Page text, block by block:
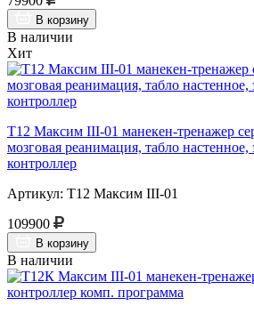
В корзину
В наличии
Хит
Т12 Максим III-01 манекен-тренажер
мозговая реанимация, табло
контроллер
Артикул: Т12 Максим III-01
109900
В корзину
В наличии